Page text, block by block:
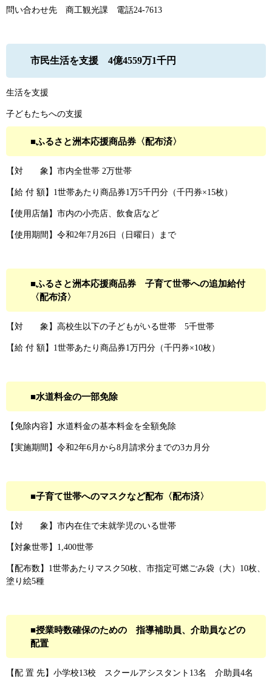
問い合わせ先 商工観光課 電話24-7613
市民生活を支援 4億4559万1千円
生活を支援
子どもたちへの支援
■ふるさと洲本応援商品券〈配布済〉
【対 象】市内全世帯 2万世帯
【給 付 額】1世帯あたり商品券1万5千円分（千円券×15枚）
【使用店舗】市内の小売店、飲食店など
【使用期間】令和2年7月26日（日曜日）まで
■ふるさと洲本応援商品券 子育て世帯への追加給付
〈配布済〉
【対 象】高校生以下の子どもがいる世帯 5千世帯
【給 付 額】1世帯あたり商品券1万円分（千円券×10枚）
■水道料金の一部免除
【免除内容】水道料金の基本料金を全額免除
【実施期間】令和2年6月から8月請求分までの3カ月分
■子育て世帯へのマスクなど配布〈配布済〉
【対 象】市内在住で未就学児のいる世帯
【対象世帯】1,400世帯
【配布数】1世帯あたりマスク50枚、市指定可燃ごみ袋（大）10枚、
塗り絵5種
■授業時数確保のための 指導補助員、介助員などの
配置
【配 置 先】小学校13校 スクールアシスタント13名 介助員4名